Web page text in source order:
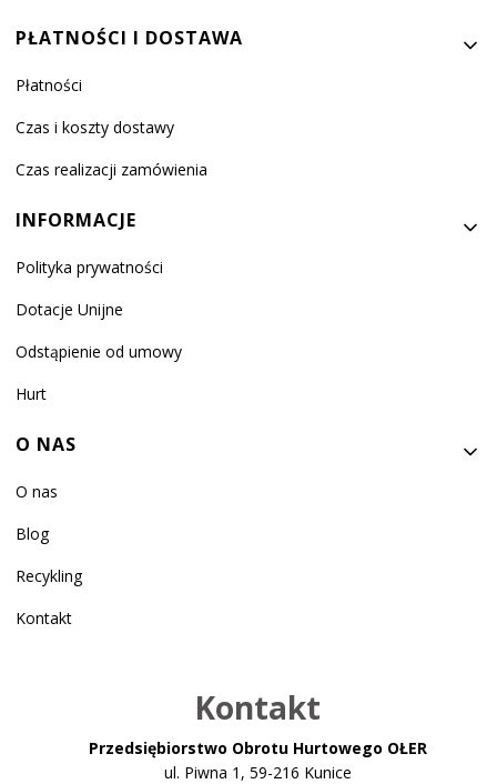
PŁATNOŚCI I DOSTAWA
Płatności
Czas i koszty dostawy
Czas realizacji zamówienia
INFORMACJE
Polityka prywatności
Dotacje Unijne
Odstąpienie od umowy
Hurt
O NAS
O nas
Blog
Recykling
Kontakt
Kontakt
Przedsiębiorstwo Obrotu Hurtowego OŁER
ul. Piwna 1, 59-216 Kunice